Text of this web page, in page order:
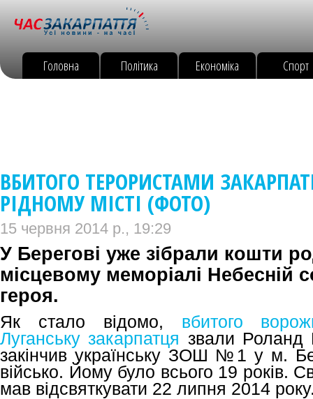
Головна Політика Економіка Спорт
ВБИТОГО ТЕРОРИСТАМИ
РІДНОМУ МІСТІ (ФОТО)
15 червня 2014 р., 19:29
У Берегові уже зібрали кошти
місцевому меморіалі Небесній
героя.
Як стало відомо, вбитого
Луганську закарпатця звали Роланд
закінчив українську ЗОШ №1 у м.
військо. Йому було всього 19 років.
мав відсвяткувати 22 липня 2014